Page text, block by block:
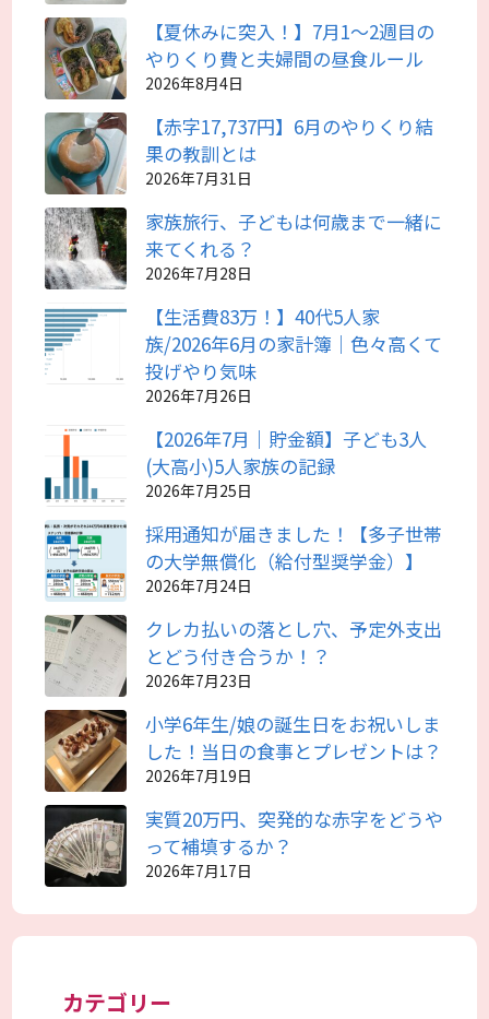
【夏休みに突入！】7月1～2週目の
やりくり費と夫婦間の昼食ルール
2026年8月4日
【赤字17,737円】6月のやりくり結
果の教訓とは
2026年7月31日
家族旅行、子どもは何歳まで一緒に
来てくれる？
2026年7月28日
【生活費83万！】40代5人家
族/2026年6月の家計簿｜色々高くて
投げやり気味
2026年7月26日
【2026年7月｜貯金額】子ども3人
(大高小)5人家族の記録
2026年7月25日
採用通知が届きました！【多子世帯
の大学無償化（給付型奨学金）】
2026年7月24日
クレカ払いの落とし穴、予定外支出
とどう付き合うか！？
2026年7月23日
小学6年生/娘の誕生日をお祝いしま
した！当日の食事とプレゼントは？
2026年7月19日
実質20万円、突発的な赤字をどうや
って補填するか？
2026年7月17日
カテゴリー